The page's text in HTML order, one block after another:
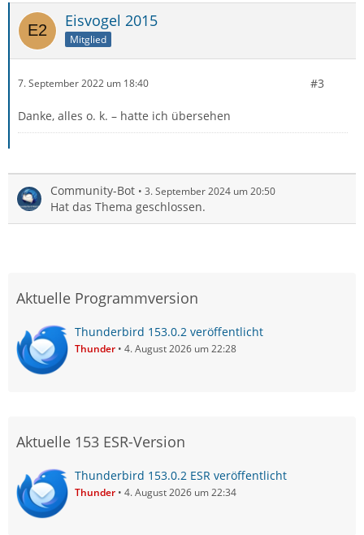
Eisvogel 2015
Mitglied
7. September 2022 um 18:40 #3
Danke, alles o. k. – hatte ich übersehen
Community-Bot 3. September 2024 um 20:50
Hat das Thema geschlossen.
Aktuelle Programmversion
Thunderbird 153.0.2 veröffentlicht
Thunder 4. August 2026 um 22:28
Aktuelle 153 ESR-Version
Thunderbird 153.0.2 ESR veröffentlicht
Thunder 4. August 2026 um 22:34